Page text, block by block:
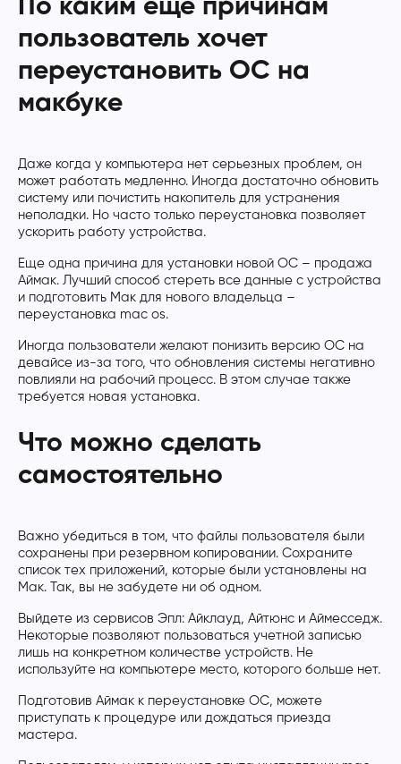
По каким еще причинам
пользователь хочет
переустановить ОС на
макбуке
Даже когда у компьютера нет серьезных проблем, он
может работать медленно. Иногда достаточно обновить
систему или почистить накопитель для устранения
неполадки. Но часто только переустановка позволяет
ускорить работу устройства.
Еще одна причина для установки новой ОС – продажа
Аймак. Лучший способ стереть все данные с устройства
и подготовить Мак для нового владельца –
переустановка mac os.
Иногда пользователи желают понизить версию ОС на
девайсе из-за того, что обновления системы негативно
повлияли на рабочий процесс. В этом случае также
требуется новая установка.
Что можно сделать
самостоятельно
Важно убедиться в том, что файлы пользователя были
сохранены при резервном копировании. Сохраните
список тех приложений, которые были установлены на
Мак. Так, вы не забудете ни об одном.
Выйдете из сервисов Эпл: Айклауд, Айтюнс и Аймесседж.
Некоторые позволяют пользоваться учетной записью
лишь на конкретном количестве устройств. Не
используйте на компьютере место, которого больше нет.
Подготовив Аймак к переустановке ОС, можете
приступать к процедуре или дождаться приезда
мастера.